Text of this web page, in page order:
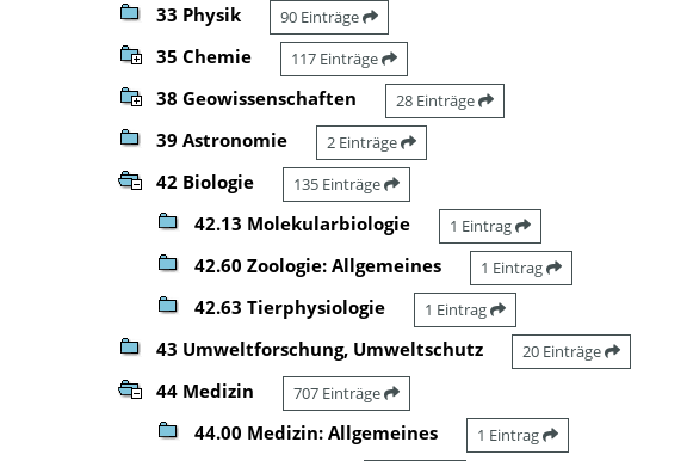
33 Physik 90 Einträge
35 Chemie 117 Einträge
38 Geowissenschaften 28 Einträge
39 Astronomie 2 Einträge
42 Biologie 135 Einträge
42.13 Molekularbiologie 1 Eintrag
42.60 Zoologie: Allgemeines 1 Eintrag
42.63 Tierphysiologie 1 Eintrag
43 Umweltforschung, Umweltschutz 20 Einträge
44 Medizin 707 Einträge
44.00 Medizin: Allgemeines 1 Eintrag